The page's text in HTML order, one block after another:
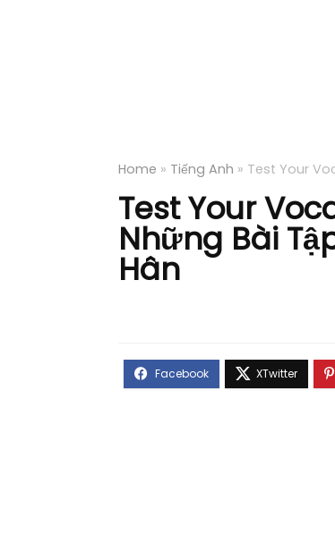
Home » Tiếng Anh » Test Your
Test Your
Những Bài
Hân